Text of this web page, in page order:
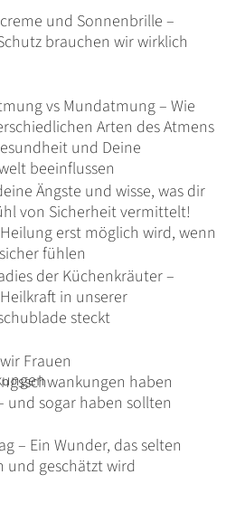
und Sonnenbrille –
brauchen wir wirklich
vs Mundatmung – Wie
Arten des Atmens
und Deine
beeinflussen
Ängste und wisse, was dir
von Sicherheit vermittelt!
erst möglich wird, wenn
fühlen
der Küchenkräuter –
in unserer
steckt
Frauen
haben
und sogar haben sollten
– Ein Wunder, das selten
und geschätzt wird